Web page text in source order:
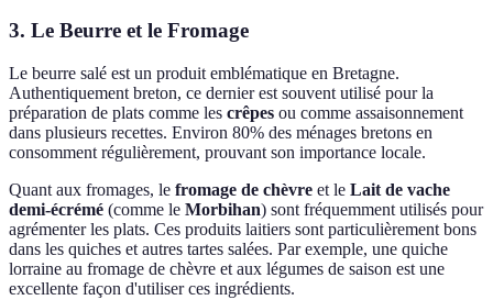
3. Le Beurre et le Fromage
Le beurre salé est un produit emblématique en Bretagne.
Authentiquement breton, ce dernier est souvent utilisé pour la
préparation de plats comme les crêpes ou comme assaisonnement
dans plusieurs recettes. Environ 80% des ménages bretons en
consomment régulièrement, prouvant son importance locale.
Quant aux fromages, le fromage de chèvre et le Lait de vache
demi-écrémé (comme le Morbihan) sont fréquemment utilisés pour
agrémenter les plats. Ces produits laitiers sont particulièrement bons
dans les quiches et autres tartes salées. Par exemple, une quiche
lorraine au fromage de chèvre et aux légumes de saison est une
excellente façon d'utiliser ces ingrédients.